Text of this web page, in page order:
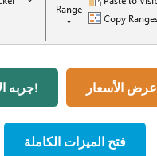
جربه الآن! عرض الأسعار
فتح الميزات الكاملة